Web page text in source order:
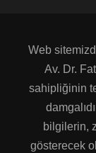
Web
Av. Dr.
sahipliğinin
bilgilerin,
gösterecek